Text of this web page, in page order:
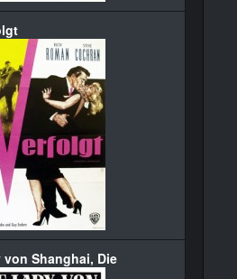
von Shanghai, Die